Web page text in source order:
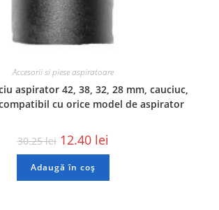
Accesorii si piese aspiratoare
aspirator 42, 38, 32, 28 mm, cauciuc,
compatibil cu orice model de aspirator
30.25lei 12.40 lei
Adaugă în coș